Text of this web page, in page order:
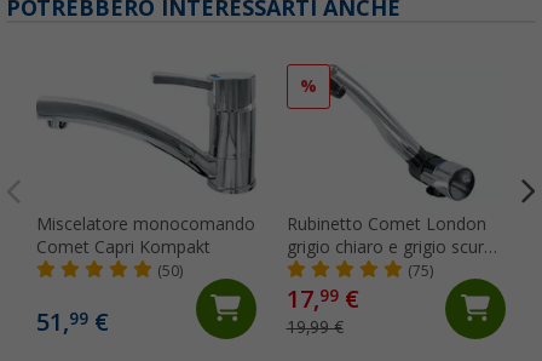
POTREBBERO INTERESSARTI ANCHE
Miscelatore monocomando
Comet Capri Kompakt
(50)
51,99 €
%
Rubinetto Comet London
grigio chiaro e grigio scuro,
ribaltabile, con
microinterruttore, per
roulotte e camper, cromato
(75)
17,99€
19,99 €